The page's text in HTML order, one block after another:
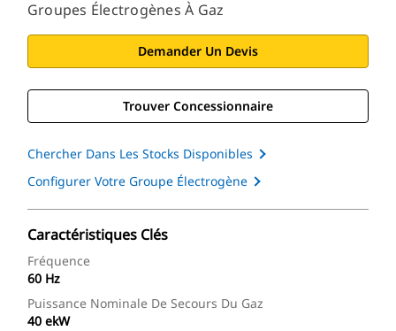
Groupes Électrogènes À Gaz
Demander Un Devis
Trouver Concessionnaire
Chercher Dans Les Stocks Disponibles
Configurer Votre Groupe Électrogène
Caractéristiques Clés
Fréquence
60 Hz
Puissance Nominale De Secours Du Gaz
40 ekW